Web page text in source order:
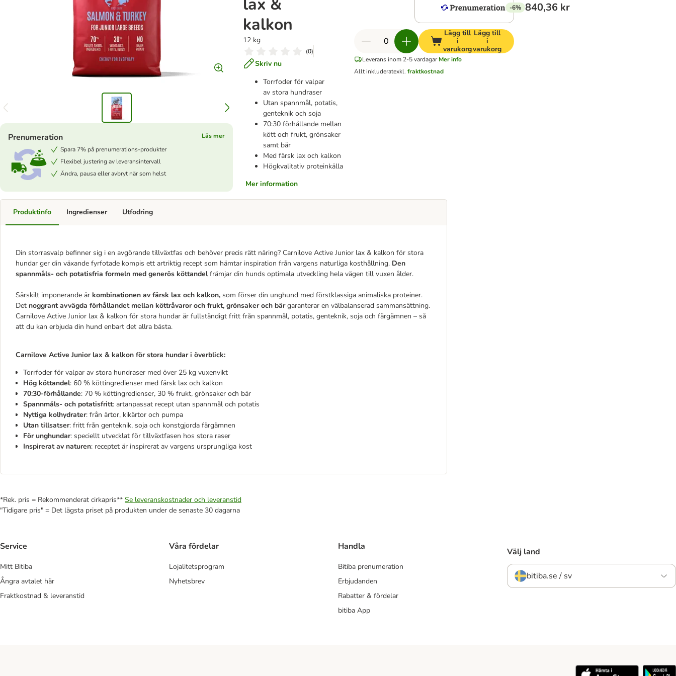
kalkon
12 kg
(0)
Skriv nu
Torrfoder för valpar
av stora hundraser
Utan spannmål, potatis,
genteknik och soja
70:30 förhållande mellan
kött och frukt, grönsaker
samt bär
Med färsk lax och kalkon
Högkvalitativ proteinkälla
Mer information
Prenumeration
Läs mer
Spara 7% på prenumerations-produkter
Flexibel justering av leveransintervall
Ändra, pausa eller avbryt när som helst
-6% 840,36 kr
Lägg till
i
varukorg
Lägg till
i
varukorg
Leverans inom 2-5 vardagar Mer info
Allt inkluderatexkl. fraktkostnad
Produktinfo
Din storrasvalp befinner sig i en avgörande tillväxtfas och behöver precis rätt näring? Carnilove Active Junior lax & kalkon för stora
hundar ger din växande fyrfotade kompis ett artriktig recept som hämtar inspiration från vargens naturliga kosthållning. Den
spannmåls- och potatisfria formeln med generös köttandelfrämjar din hunds optimala utveckling hela vägen till vuxen ålder.
Särskilt imponerande är kombinationen av färsk lax och kalkon, som förser din unghund med förstklassiga animaliska proteiner.
Det noggrant avvägda förhållandet mellan köttråvaror och frukt, grönsaker och bärgaranterar en välbalanserad sammansättning.
Carnilove Active Junior lax & kalkon för stora hundar är fullständigt fritt från spannmål, potatis, genteknik, soja och färgämnen – så
att du kan erbjuda din hund enbart det allra bästa.
Carnilove Active Junior lax & kalkon för stora hundar i överblick:
Torrfoder för valpar av stora hundraser med över 25 kg vuxenvikt
Hög köttandel: 60 % köttingredienser med färsk lax och kalkon
70:30-förhållande: 70 % köttingredienser, 30 % frukt, grönsaker och bär
Spannmåls- och potatisfritt: artanpassat recept utan spannmål och potatis
Nyttiga kolhydrater: från ärtor, kikärtor och pumpa
Utan tillsatser: fritt från genteknik, soja och konstgjorda färgämnen
För unghundar: speciellt utvecklat för tillväxtfasen hos stora raser
Inspirerat av naturen: receptet är inspirerat av vargens ursprungliga kost
Ingredienser Utfodring
*Rek. pris = Rekommenderat cirkapris** Se leveranskostnader och leveranstid
"Tidigare pris" = Det lägsta priset på produkten under de senaste 30 dagarna
Service
Mitt Bitiba
Ångra avtalet här
Fraktkostnad & leveranstid
Våra fördelar
Lojalitetsprogram
Nyhetsbrev
Handla
Bitiba prenumeration
Erbjudanden
Rabatter & fördelar
bitiba App
Välj land
bitiba.se / sv